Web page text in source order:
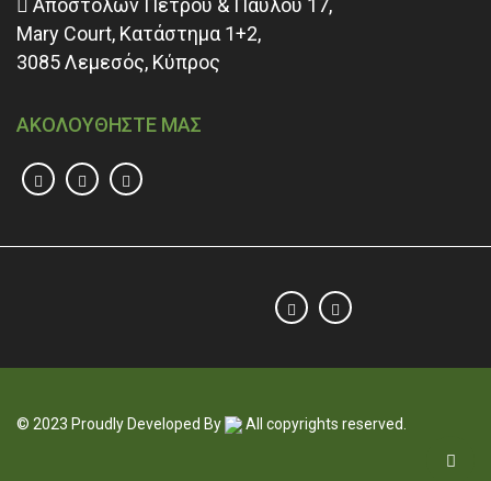
Mary Court, Κατάστημα 1+2,
3085 Λεμεσός, Κύπρος
ΑΚΟΛΟΥΘΗΣΤΕ ΜΑΣ
© 2023 Proudly Developed By All copyrights reserved.